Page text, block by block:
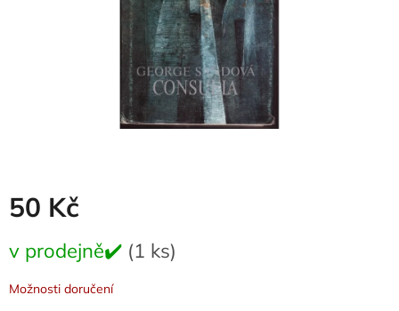
50 Kč
cena:
v prodejně✔️ (1 ks)
Možnosti doručení